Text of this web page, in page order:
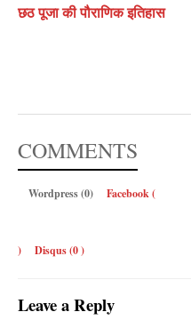
छठ पूजा की पौराणिक इतिहास
COMMENTS
Wordpress (0) Facebook (
) Disqus (0)
Leave a Reply